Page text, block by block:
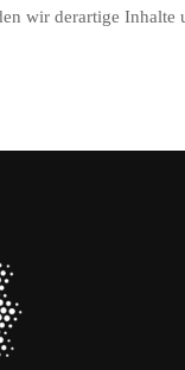
wir derartige Inhalte